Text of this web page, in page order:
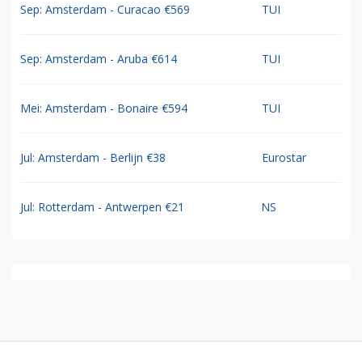
Sep: Amsterdam - Curacao €569 TUI
Sep: Amsterdam - Aruba €614 TUI
Mei: Amsterdam - Bonaire €594 TUI
Jul: Amsterdam - Berlijn €38 Eurostar
Jul: Rotterdam - Antwerpen €21 NS